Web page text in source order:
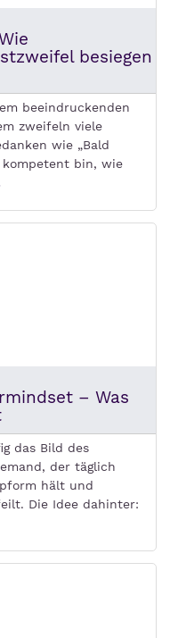
besiegen
beeindruckenden
zweifeln viele
wie „Bald
kompetent bin, wie
– Was
das Bild des
der täglich
hält und
Die Idee dahinter: